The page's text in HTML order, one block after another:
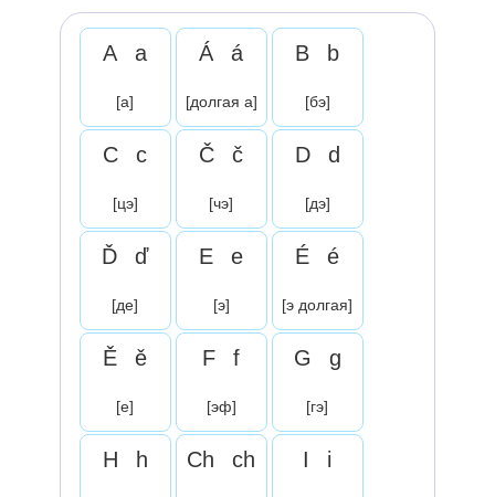
A a
[а]
Á á
[долгая а]
B b
[бэ]
C c
[цэ]
Č č
[чэ]
D d
[дэ]
Ď ď
[де]
E e
[э]
É é
[э долгая]
Ě ě
[е]
F f
[эф]
G g
[гэ]
H h Ch ch I i